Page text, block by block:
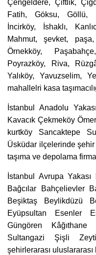
Çengeldere, Çiftlik,
Fatih, Göksu, Göllü,
İncirköy, İshaklı,
Mahmut, şevket,
Örnekköy,
Poyrazköy, Riva,
Yalıköy, Yavuzselim,
mahallelri kasa
İstanbul Anadolu
Kavacık Çekmeköy
kurtköy Sancaktepe
Üsküdar ilçelerinde şehir
taşıma ve depolama
İstanbul Avrupa Yakası
Bağcılar Bahçelievler
Beşiktaş Beylikdüzü
Eyüpsultan Esenler
Güngören Kâğıthane
Sultangazi Şişli
şehirlerarası